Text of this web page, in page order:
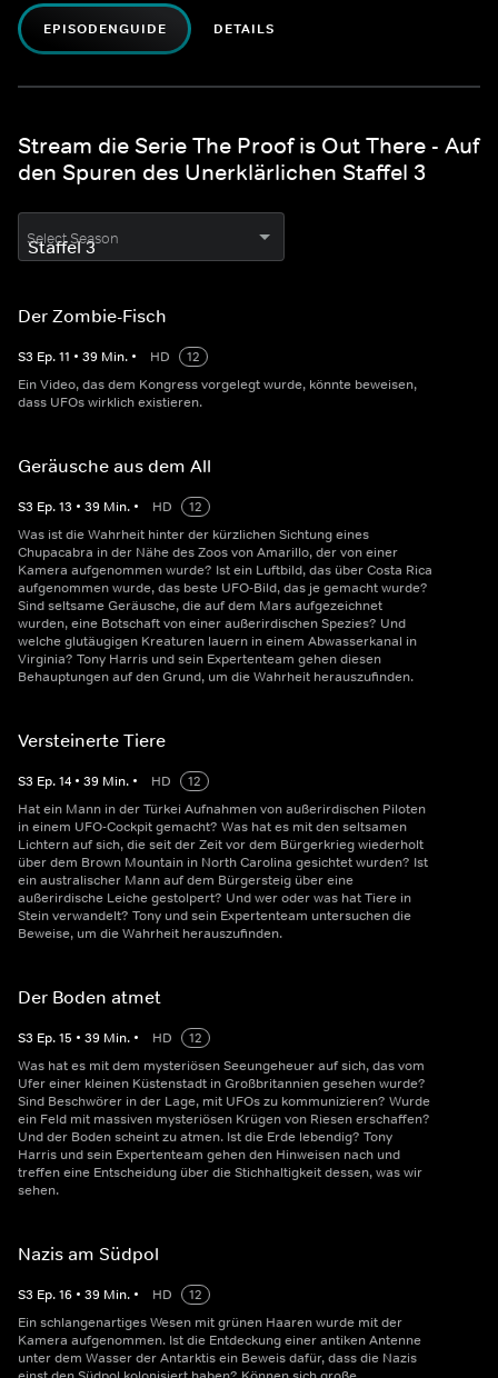
EPISODENGUIDE DETAILS
Stream die Serie The Proof is Out There - Auf
den Spuren des Unerklärlichen Staffel 3
Select Season
Der Zombie-Fisch
S3 Ep.11 • 39 Min. • HD
12
Ein Video, das dem Kongress vorgelegt wurde, könnte beweisen,
dass UFOs wirklich existieren.
Geräusche aus dem All
S3 Ep.13 • 39 Min. • HD
12
Was ist die Wahrheit hinter der kürzlichen Sichtung eines
Chupacabra in der Nähe des Zoos von Amarillo, der von einer
Kamera aufgenommen wurde? Ist ein Luftbild, das über Costa Rica
aufgenommen wurde, das beste UFO-Bild, das je gemacht wurde?
Sind seltsame Geräusche, die auf dem Mars aufgezeichnet
wurden, eine Botschaft von einer außerirdischen Spezies? Und
welche glutäugigen Kreaturen lauern in einem Abwasserkanal in
Virginia? Tony Harris und sein Expertenteam gehen diesen
Behauptungen auf den Grund, um die Wahrheit herauszufinden.
Versteinerte Tiere
S3 Ep.14 • 39 Min. • HD
12
Hat ein Mann in der Türkei Aufnahmen von außerirdischen Piloten
in einem UFO-Cockpit gemacht? Was hat es mit den seltsamen
Lichtern auf sich, die seit der Zeit vor dem Bürgerkrieg wiederholt
über dem Brown Mountain in North Carolina gesichtet wurden? Ist
ein australischer Mann auf dem Bürgersteig über eine
außerirdische Leiche gestolpert? Und wer oder was hat Tiere in
Stein verwandelt? Tony und sein Expertenteam untersuchen die
Beweise, um die Wahrheit herauszufinden.
Der Boden atmet
S3 Ep.15 • 39 Min. • HD
12
Was hat es mit dem mysteriösen Seeungeheuer auf sich, das vom
Ufer einer kleinen Küstenstadt in Großbritannien gesehen wurde?
Sind Beschwörer in der Lage, mit UFOs zu kommunizieren? Wurde
ein Feld mit massiven mysteriösen Krügen von Riesen erschaffen?
Und der Boden scheint zu atmen. Ist die Erde lebendig? Tony
Harris und sein Expertenteam gehen den Hinweisen nach und
treffen eine Entscheidung über die Stichhaltigkeit dessen, was wir
sehen.
Nazis am Südpol
S3 Ep.16 • 39 Min. • HD
12
Ein schlangenartiges Wesen mit grünen Haaren wurde mit der
Kamera aufgenommen. Ist die Entdeckung einer antiken Antenne
unter dem Wasser der Antarktis ein Beweis dafür, dass die Nazis